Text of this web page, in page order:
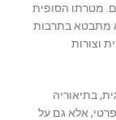
מטרתו הסופית
מתבטא בתרבות
וצורות
בתיאוריה
אלא גם על